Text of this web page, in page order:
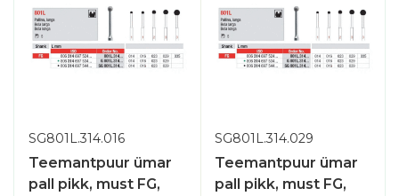
SG801L.314.016
Teemantpuur ümar
pall pikk, must FG,
SG801L.314.029
Teemantpuur ümar
pall pikk, must FG,